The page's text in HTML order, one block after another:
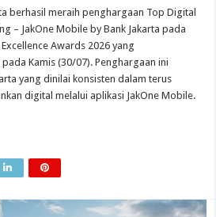
berhasil meraih penghargaan Top Digital
– JakOne Mobile by Bank Jakarta pada
Awards 2026 yang
Kamis (30/07). Penghargaan ini
yang dinilai konsisten dalam terus
digital melalui aplikasi JakOne Mobile.